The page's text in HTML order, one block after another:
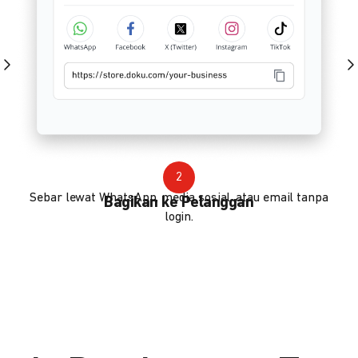
2
Bagikan ke Pelanggan
Sebar lewat WhatsApp, media sosial, atau email tanpa
login.